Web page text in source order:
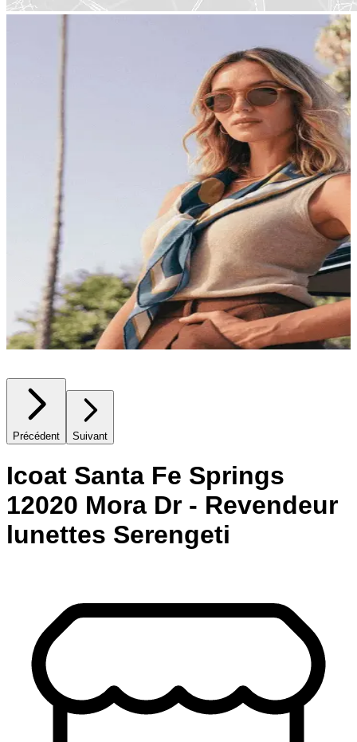
Précédent Suivant
Icoat Santa Fe Springs
12020 Mora Dr - Revendeur
lunettes Serengeti